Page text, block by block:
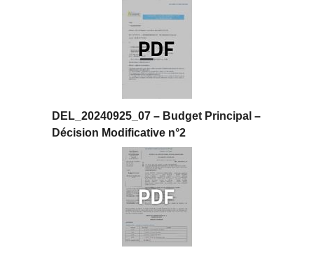
DEL_20240925_07 – Budget Principal –
Décision Modificative n°2